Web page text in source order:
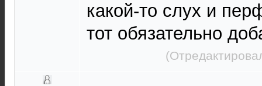
какой-то слух и
тот обязательно